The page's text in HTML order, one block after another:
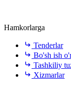
Hamkorlarga
Tenderlar
Bo'sh ish
Tashkiliy
Xizmarlar